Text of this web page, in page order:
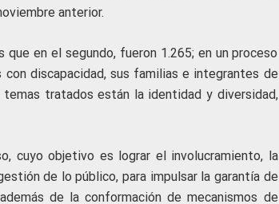
anterior.
en el segundo, fueron 1.265; en un proceso
discapacidad, sus familias e integrantes de
tratados están la identidad y diversidad,
cuyo objetivo es lograr el involucramiento, la
de lo público, para impulsar la garantía de
de la conformación de mecanismos de